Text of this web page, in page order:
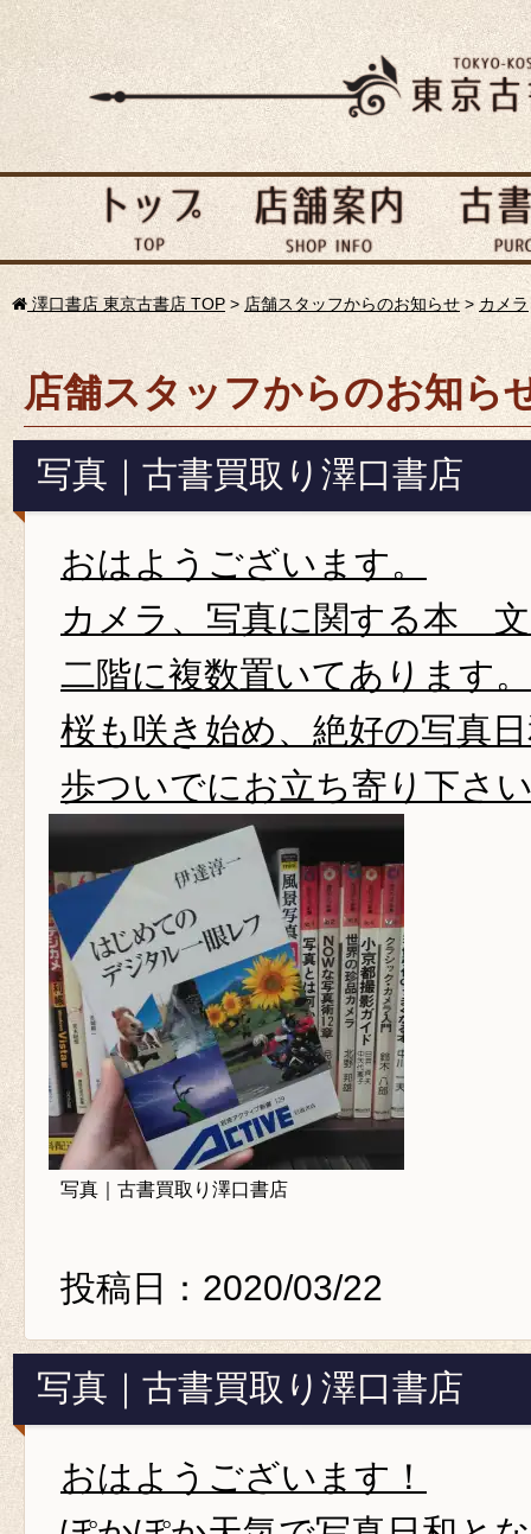
澤口書店 東京古書店 TOP > 店舗スタッフからのお知らせ> カメラ
店舗スタッフからのお知ら
写真｜古書買取り澤口書店
おはようございます。
カメラ、写真に関する本
二階に複数置いてあります。
桜も咲き始め、絶好の写真
歩ついでにお立ち寄り下さ
写真｜古書買取り澤口書店
投稿日：2020/03/22
写真｜古書買取り澤口書店
おはようございます！